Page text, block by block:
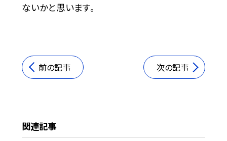
ないかと思います。
前の記事 次の記事
関連記事